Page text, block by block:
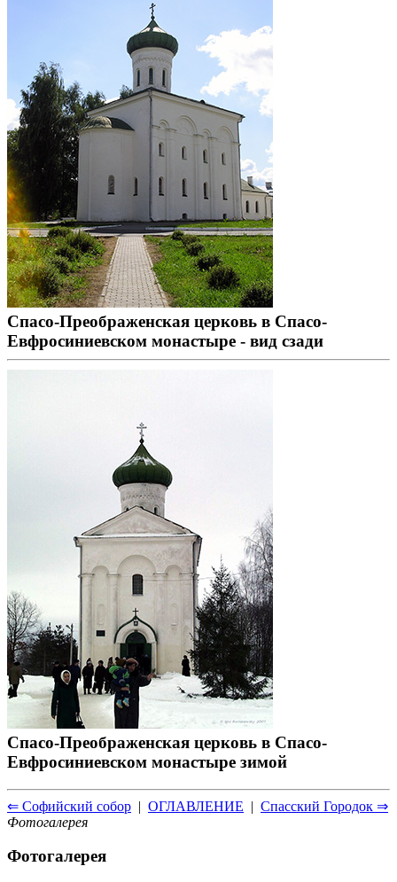
Спасо-Преображенская церковь в Спасо-
Евфросиниевском монастыре - вид сзади
Спасо-Преображенская церковь в Спасо-
Евфросиниевском монастыре зимой
⇐ Софийский собор | ОГЛАВЛЕНИЕ | Спасский Городок ⇒
Фотогалерея
Фотогалерея